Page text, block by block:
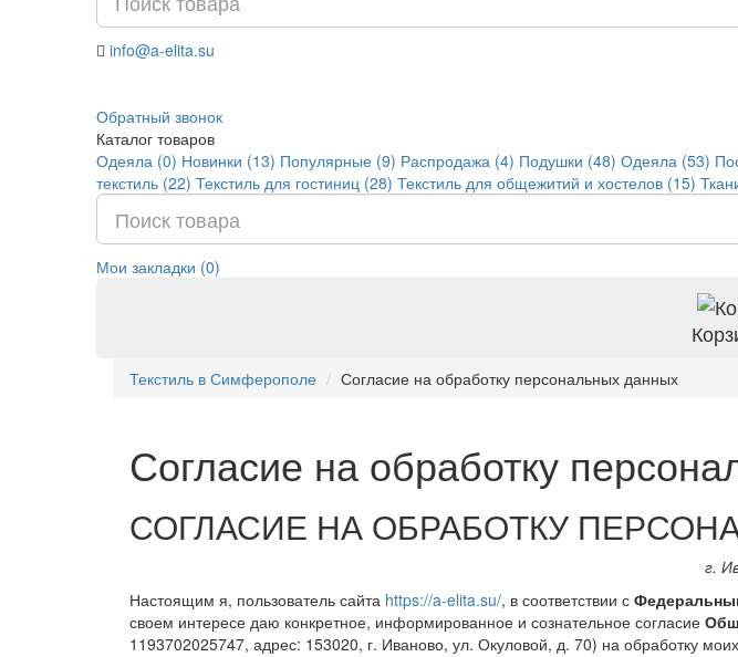
info@a-elita.su
Обратный звонок
Каталог товаров
Одеяла (0) Новинки (13) Популярные (9) Распродажа (4) Подушки (48) Одеяла (53)
текстиль (22) Текстиль для гостиниц (28) Текстиль для общежитий и хостелов (15)
Мои закладки (0)
Текстиль в Симферополе Согласие на обработку персональных данных
Согласие на обработку
СОГЛАСИЕ НА ОБРАБОТКУ
г.
Настоящим я, пользователь сайта https://a-elita.su/, в соответствии с
своем интересе даю конкретное, информированное и сознательное согласие
1193702025747, адрес: 153020, г. Иваново, ул. Окуловой, д. 70) на обработку